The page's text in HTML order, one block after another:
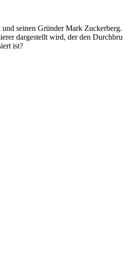
seinen Gründer Mark Zuckerberg.
dargestellt wird, der den
ist?